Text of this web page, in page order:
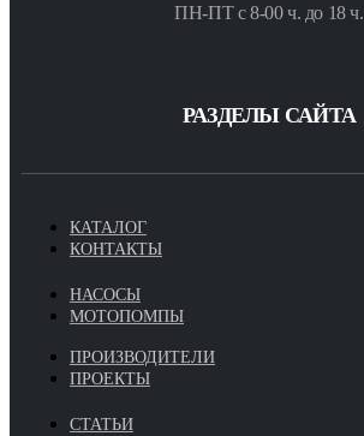
ПН-ПТ с 8-00 ч. до 18 ч.
РАЗДЕЛЫ САЙТА
КАТАЛОГ
КОНТАКТЫ
НАСОСЫ
МОТОПОМПЫ
ПРОИЗВОДИТЕЛИ
ПРОЕКТЫ
СТАТЬИ